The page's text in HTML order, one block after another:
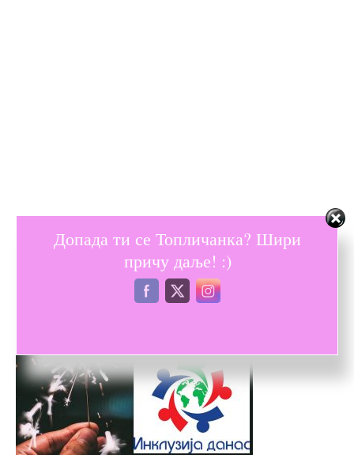
Допада ти се Топличанка? Шири
причу даље! :)